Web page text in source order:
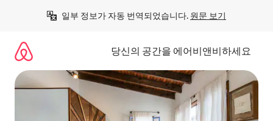
일부 정보가 자동 번역되었습니다. 원문 보기
당신의 공간을 에어비앤비하세요